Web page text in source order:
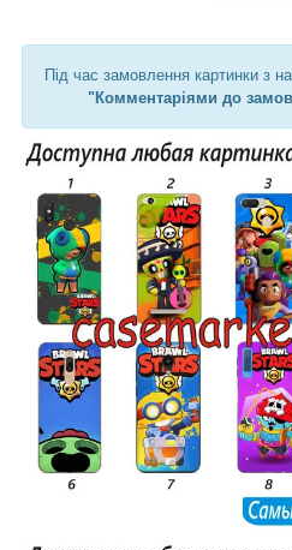
Під час замовлення картинки з
"Комментаріями до